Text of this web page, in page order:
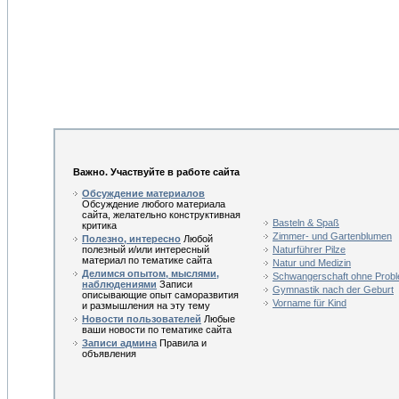
Важно. Участвуйте в работе сайта
Обсуждение материалов
Обсуждение любого материала
сайта, желательно конструктивная
критика
Полезно, интересно Любой
полезный и/или интересный
материал по тематике сайта
Делимся опытом, мыслями,
наблюдениями Записи
описывающие опыт саморазвития
и размышления на эту тему
Новости пользователей Любые
ваши новости по тематике сайта
Записи админа Правила и
объявления
Basteln & Spaß
Zimmer- und Gartenblumen
Naturführer Pilze
Natur und Medizin
Schwangerschaft ohne
Gymnastik nach der Geburt
Vorname für Kind